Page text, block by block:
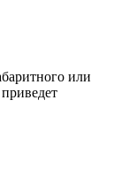
или